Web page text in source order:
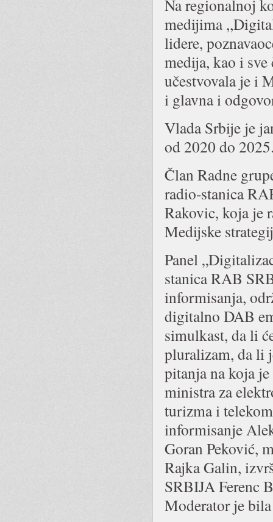
Na regionalnoj
medijima
lidere,
medija, kao i
učestvovala je i
i glavna i
Vlada Srbije je
od 2020 do
Član Radne
radio-stanica
Rakovic, koja je
Medijske
Panel
stanica RAB
informisanja,
digitalno DAB
simulkast, da li
pluralizam, da li
pitanja na koja
ministra za
turizma i
informisanje
Goran Peković,
Rajka Galin,
SRBIJA Ferenc
Moderator je